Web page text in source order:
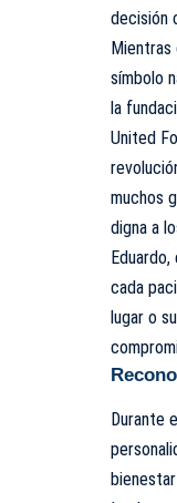
decisión
Mientras
símbolo
la
United
muchos
digna a
cada
lugar o
Durante